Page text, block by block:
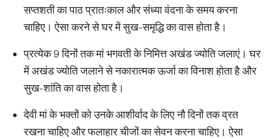
सप्तशती का पाठ प्रातःकाल और संध्या वंदना के समय करना
चाहिए। ऐसा करने से घर में सुख-समृद्धि का वास होता है।
प्रत्येक 9 दिनों तक मां भगवती के निमित्त अखंड ज्योति जलाएं। घर
में अखंड ज्योति जलाने से नकारात्मक ऊर्जा का विनाश होता है और
सुख-शांति का वास होता है।
देवी मां के भक्तों को उनके आशीर्वाद के लिए नौ दिनों तक व्रत
रखना चाहिए और फलाहार चीजों का सेवन करना चाहिए। ऐसा